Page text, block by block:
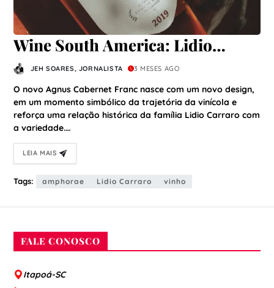
Wine South America: Lidio
Carraro relembra trajetória de
vinho oficial da Copa do Mundo
e lança rótulo inédito
JEH SOARES, JORNALISTA 3 MESES AGO
O novo Agnus Cabernet Franc nasce com um novo design,
em um momento simbólico da trajetória da vinícola e
reforça uma relação histórica da família Lidio Carraro com
a variedade.…
LEIA MAIS
Tags: amphorae Lidio Carraro vinho
FALE CONOSCO
Itapoá-SC